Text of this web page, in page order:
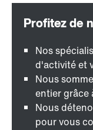
Nos
d'activité et
Nous
entier grâce
Nous
pour vous